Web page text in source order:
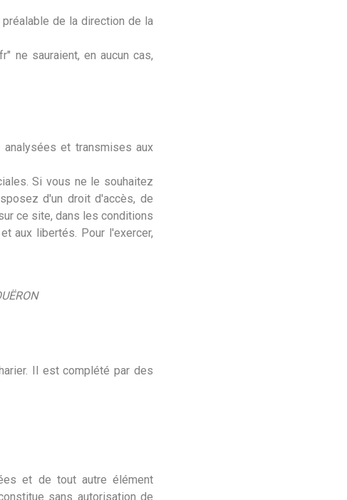
de la direction de la
ne sauraient, en aucun cas,
et transmises aux
Si vous ne le souhaitez
d'un droit d'accès, de
ce site, dans les conditions
aux libertés. Pour l'exercer,
Il est complété par des
et de tout autre élément
sans autorisation de